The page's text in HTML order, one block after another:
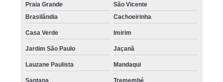
Praia Grande
São Vicente
Brasilândia
Cachoeirinha
Casa Verde Imirim
Jardim São Paulo Jaçanã
Lauzane Paulista Mandaqui
Santana Tremembé